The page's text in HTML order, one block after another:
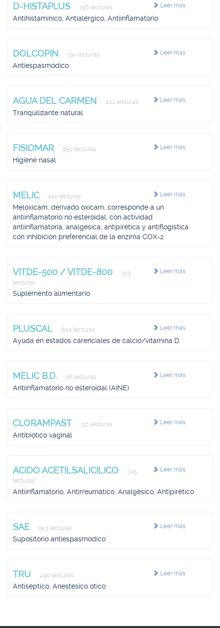
Leer más
D-HISTAPLUS 256 lecturas
Antihistamínico, Antialérgico, Antiinflamatorio
Leer más
DOLCOPIN 134 lecturas
Antiespasmódico
Leer más
AGUA DEL CARMEN 422 lecturas
Tranquilizante natural
Leer más
FISIOMAR 852 lecturas
Higiene nasal
Leer más
MELIC 140 lecturas
Meloxicam, derivado oxicam, corresponde a un
antiinflamatorio no esteroidal, con actividad
antiinflamatoria, analgésica, antipirética y antiflogística
con inhibición preferencial de la enzima COX-2
Leer más
VITDE-500 / VITDE-800
153
lecturas
Suplemento alimentario
Leer más
PLUSCAL 604 lecturas
Ayuda en estados carenciales de calcio/vitamina D
Leer más
MELIC B.D. 66 lecturas
Antiinflamatorio no esteroidal (AINE)
Leer más
CLORAMPAST 321 lecturas
Antibiótico vaginal
Leer más
ACIDO ACETILSALICILICO
745
lecturas
Antiinflamatorio, Antirreumático, Analgésico, Antipirético
Leer más
SAE 953 lecturas
Supositorio antiespasmódico
Leer más
TRU 490 lecturas
Antiséptico, Anestésico ótico